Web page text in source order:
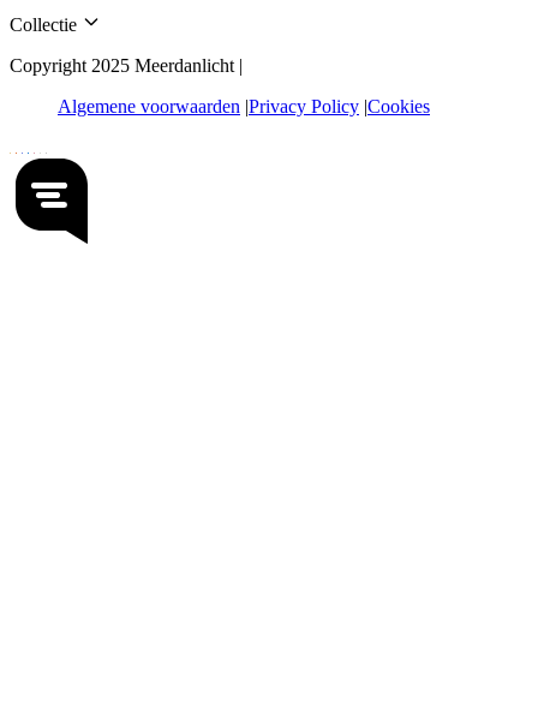
Collectie
Copyright 2025 Meerdanlicht |
Algemene voorwaarden Privacy Policy Cookies